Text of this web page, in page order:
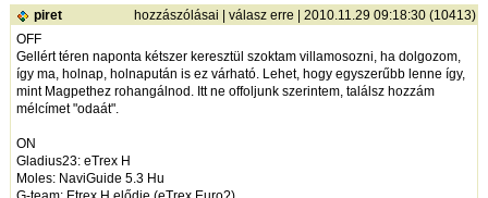
piret hozzászólásai válasz erre | 2010.11.29 09:18:30 (10413)
OFF
Gellért téren naponta kétszer keresztül szoktam villamosozni, ha dolgozom,
így ma, holnap, holnapután is ez várható. Lehet, hogy egyszerűbb lenne így,
mint Magpethez rohangálnod. Itt ne offoljunk szerintem, találsz hozzám
mélcímet "odaát".
ON
Gladius23: eTrex H
Moles: NaviGuide 5.3 Hu